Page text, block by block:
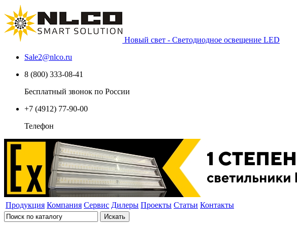
Новый свет - Светодиодное освещение LED
Sale2@nlco.ru
8 (800) 333-08-41
Бесплатный звонок по России
+7 (4912) 77-90-00
Телефон
Продукция Компания Сервис Дилеры Проекты Статьи Контакты